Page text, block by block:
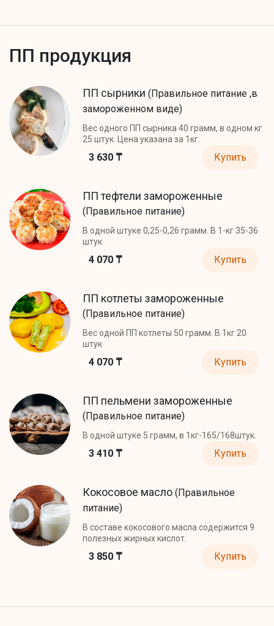
ПП продукция
ПП сырники (Правильное питание ,в
замороженном виде)
Вес одного ПП сырника 40 грамм, в одном кг
25 штук. Цена указана за 1кг.
3 630 ₸ Купить
ПП тефтели замороженные
(Правильное питание)
В одной штуке 0,25-0,26 грамм. В 1-кг 35-36
штук
4 070 ₸ Купить
ПП котлеты замороженные
(Правильное питание)
Вес одной ПП котлеты 50 грамм. В 1кг 20
штук
4 070 ₸ Купить
ПП пельмени замороженные
(Правильное питание)
В одной штуке 5 грамм, в 1кг-165/168штук.
3 410 ₸ Купить
Кокосовое масло (Правильное
питание)
В составе кокосового масла содержится 9
полезных жирных кислот.
3 850 ₸ Купить